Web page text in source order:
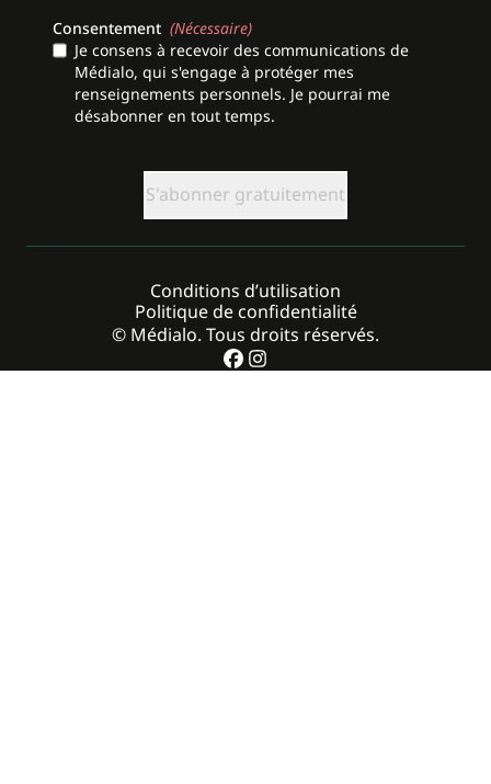
Consentement (Nécessaire)
Je consens à recevoir des communications de
Médialo, qui s'engage à protéger mes
renseignements personnels. Je pourrai me
désabonner en tout temps.
© Médialo. Tous droits réservés.
Conditions d’utilisation
Politique de confidentialité